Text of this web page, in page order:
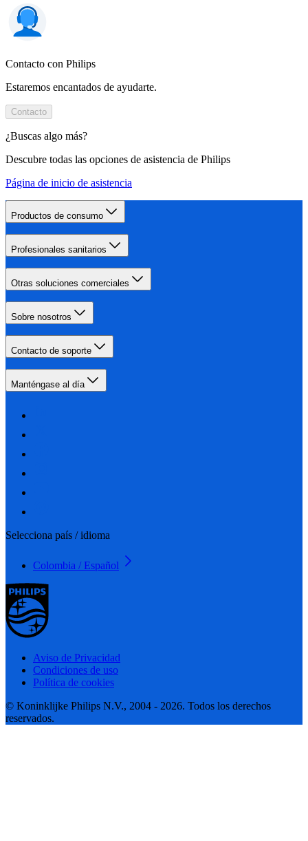
Contacto con Philips
Estaremos encantados de ayudarte.
Contacto
¿Buscas algo más?
Descubre todas las opciones de asistencia de Philips
Página de inicio de asistencia
Productos de consumo
Profesionales sanitarios
Otras soluciones comerciales
Sobre nosotros
Contacto de soporte
Manténgase al día
Selecciona país / idioma
Colombia / Español
Aviso de Privacidad
Condiciones de uso
Política de cookies
© Koninklijke Philips N.V., 2004 - 2026. Todos los derechos
reservados.